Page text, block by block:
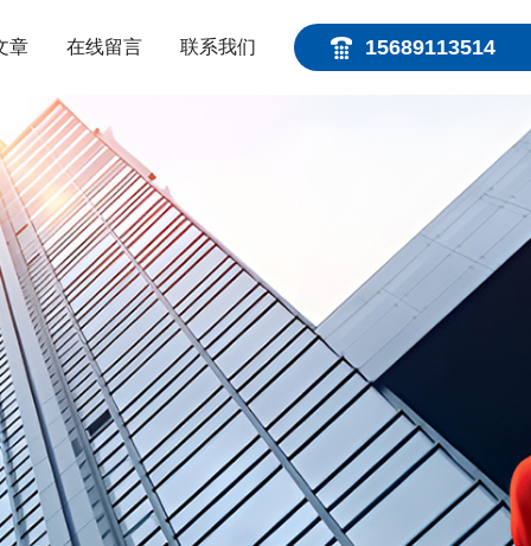
15689113514
章 在线留言 联系我们